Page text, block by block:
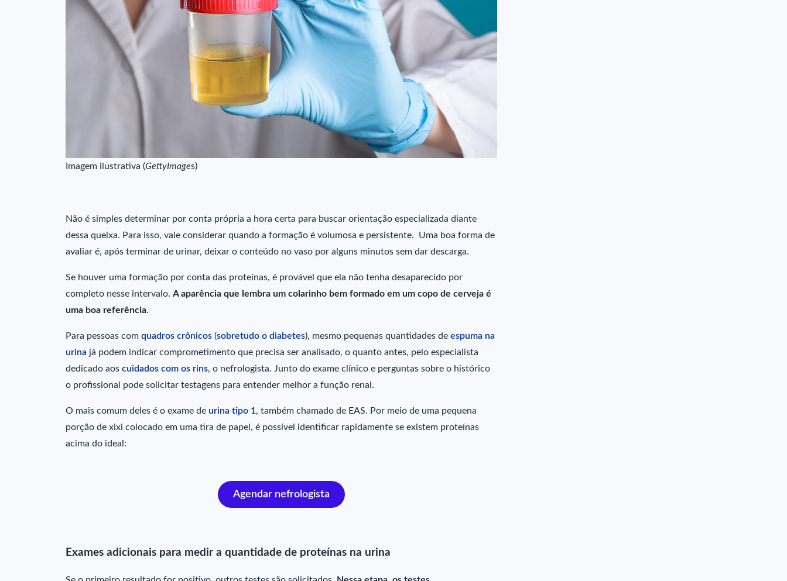
Imagem ilustrativa (GettyImages)
Não é simples determinar por conta própria a hora certa para buscar orientação especializada diante
dessa queixa. Para isso, vale considerar quando a formação é volumosa e persistente. Uma boa forma de
avaliar é, após terminar de urinar, deixar o conteúdo no vaso por alguns minutos sem dar descarga.
Se houver uma formação por conta das proteínas, é provável que ela não tenha desaparecido por
completo nesse intervalo. A aparência que lembra um colarinho bem formado em um copo de cerveja é
uma boa referência.
Para pessoas com quadros crônicos (sobretudo o diabetes), mesmo pequenas quantidades de espuma na
urina já podem indicar comprometimento que precisa ser analisado, o quanto antes, pelo especialista
dedicado aos cuidados com os rins, o nefrologista. Junto do exame clínico e perguntas sobre o histórico
o profissional pode solicitar testagens para entender melhor a função renal.
O mais comum deles é o exame de urina tipo 1, também chamado de EAS. Por meio de uma pequena
porção de xixi colocado em uma tira de papel, é possível identificar rapidamente se existem proteínas
acima do ideal:
Agendar nefrologista
Exames adicionais para medir a quantidade de proteínas na urina